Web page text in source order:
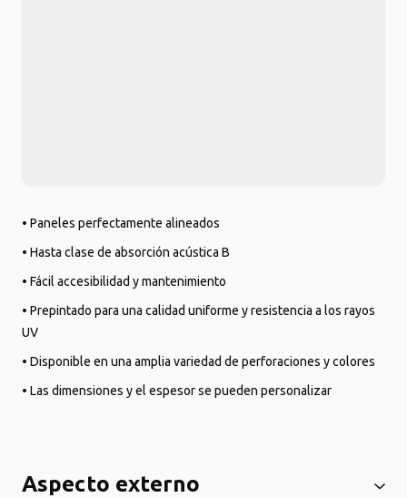
• Paneles perfectamente alineados
• Hasta clase de absorción acústica B
• Fácil accesibilidad y mantenimiento
• Prepintado para una calidad uniforme y resistencia a los rayos
UV
• Disponible en una amplia variedad de perforaciones y colores
• Las dimensiones y el espesor se pueden personalizar
Aspecto externo